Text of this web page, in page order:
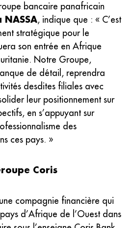
bancaire panafricain
, indique que : « C’est
stratégique pour le
son entrée en Afrique
Notre Groupe,
de détail, reprendra
desdites filiales avec
leur positionnement sur
en s’appuyant sur
des
ces pays. »
Coris
compagnie financière qui
d’Afrique de l’Ouest dans